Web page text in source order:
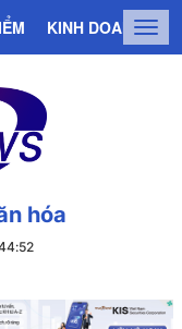
KINH DOANH
hóa
:53